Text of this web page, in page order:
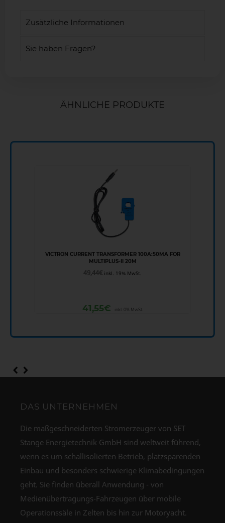
Zusätzliche Informationen
Sie haben Fragen?
ÄHNLICHE PRODUKTE
VICTRON CURRENT TRANSFORMER 100A:50MA FOR
MULTIPLUS-II 20M
49,44€ inkl. 19% MwSt.
41,55€ inkl. 0% MwSt.
DAS UNTERNEHMEN
Die maßgeschneiderten Stromerzeuger von SET
Stange Energietechnik GmbH sind weltweit führend,
wenn es um schallisolierten Betrieb, platzsparenden
Einbau und besonders schwierige Klimabedingungen
geht. Sie finden überall Anwendung - von
Medienübertragungs-Fahrzeugen über mobile
Operationssäle in Zelten bis hin zur Motoryacht.